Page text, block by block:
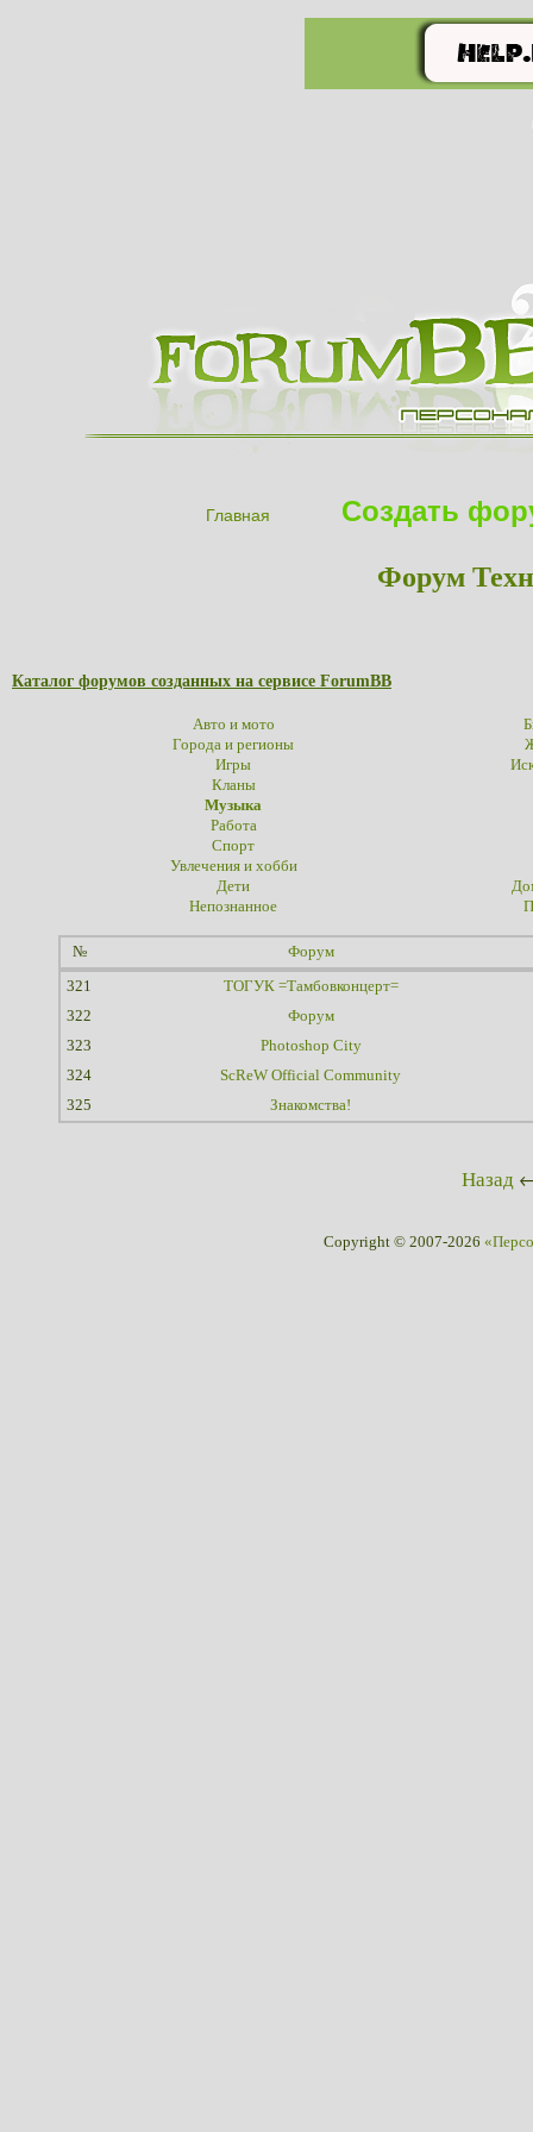
Главная Создать
Форум
Каталог форумов созданных на сервисе ForumBB
Авто и мото
Города и регионы
Игры
Кланы
Музыка
Работа
Спорт
Увлечения и хобби
Дети
Непознанное
№ Форум
321
ТОГУК =Тамбовконцерт=
322
Форум
323
Photoshop City
324
ScReW Official Community
325
Знакомства!
Назад
Copyright © 2007-2026